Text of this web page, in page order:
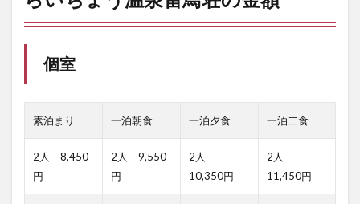
5.2
5.3
水回
り
5.4
店・
個室
素泊まり 一泊朝食 一泊夕食 一泊二食
2人 8,450
円
2人 9,550
円
2人
10,350円
2人
11,450円